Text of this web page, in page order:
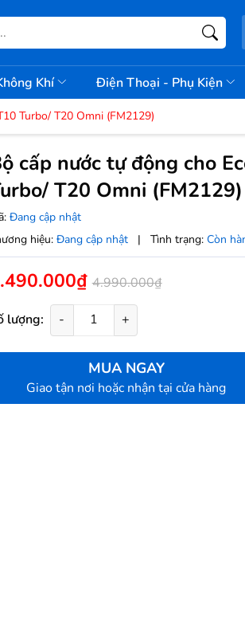
Khí Điện Thoại - Phụ Kiện
Turbo/ T20 Omni (FM2129)
cấp nước tự động cho
T20 Omni (FM2129)
Đang cập nhật
hiệu: Đang cập nhật | Tình trạng: Còn
4.990.000₫
lượng: - +
MUA NGAY
Giao tận nơi hoặc nhận tại cửa hàng